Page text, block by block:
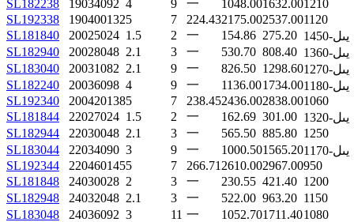
SL182238
19034092 4 9 一 1048.001632.001210
SL192338
1904001325 7 224.432175.002537.001120
SL181840
20025024 1.5 2 一 154.86 275.20
1450-يىل
SL182940
20028048 2.1 3 一 530.70 808.40
1360-يىل
SL183040
20031082 2.1 9 一 826.50 1298.60
1270-يىل
SL182240
20036098 4 9 一 1136.001734.00
1180-يىل
SL192340
2004201385 7 238.452436.002838.001060
SL181844
22027024 1.5 2 一 162.69 301.00
1320-يىل
SL182944
22030048 2.1 3 一 565.50 885.80 1250
SL183044
22034090 3 9 一 1000.501565.20
1170-يىل
SL192344
2204601455 7 266.71 2610.002967.00950
SL181848
24030028 2 3 一 230.55 421.40 1200
SL182948
24032048 2.1 3 一 522.00 963.20 1150
SL183048
24036092 3 11 一 1052.701711.401080